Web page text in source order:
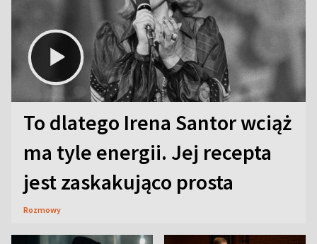
To dlatego Irena Santor wciąż
ma tyle energii. Jej recepta
jest zaskakująco prosta
Rozmowy